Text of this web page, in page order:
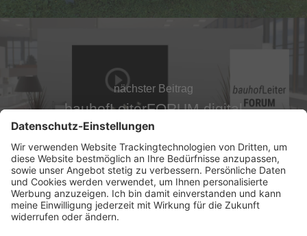
nächster Beitrag
bauhofLeiterFORUM digital